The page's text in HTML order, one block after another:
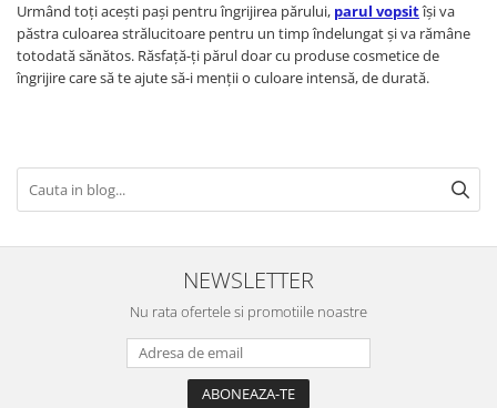
Urmând toți acești pași pentru îngrijirea părului, parul vopsitîși va
păstra culoarea strălucitoare pentru un timp îndelungat și va rămâne
totodată sănătos. Răsfață-ți părul doar cu produse cosmetice de
îngrijire care să te ajute să-i menții o culoare intensă, de durată.
NEWSLETTER
Nu rata ofertele si promotiile noastre